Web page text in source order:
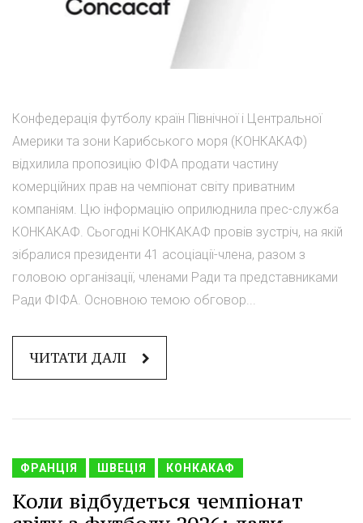
Конфедерація футболу країн Північної і Центральної
Америки та зони Карибського моря (КОНКАКАФ)
відхилила пропозицію ФІФА продати частину
комерційних прав на чемпіонат світу приватним
компаніям. Цю інформацію оприлюднила прес-служба
КОНКАКАФ. Сьогодні КОНКАКАФ провів зустріч, на якій
зібралися президенти 41 асоціації-члена, разом з
головою організації, членами Ради та представниками
Ради ФІФА. Основною темою обговор...
ЧИТАТИ ДАЛІ
ФРАНЦІЯ ШВЕЦІЯ КОНКАКАФ
Коли відбудеться чемпіонат